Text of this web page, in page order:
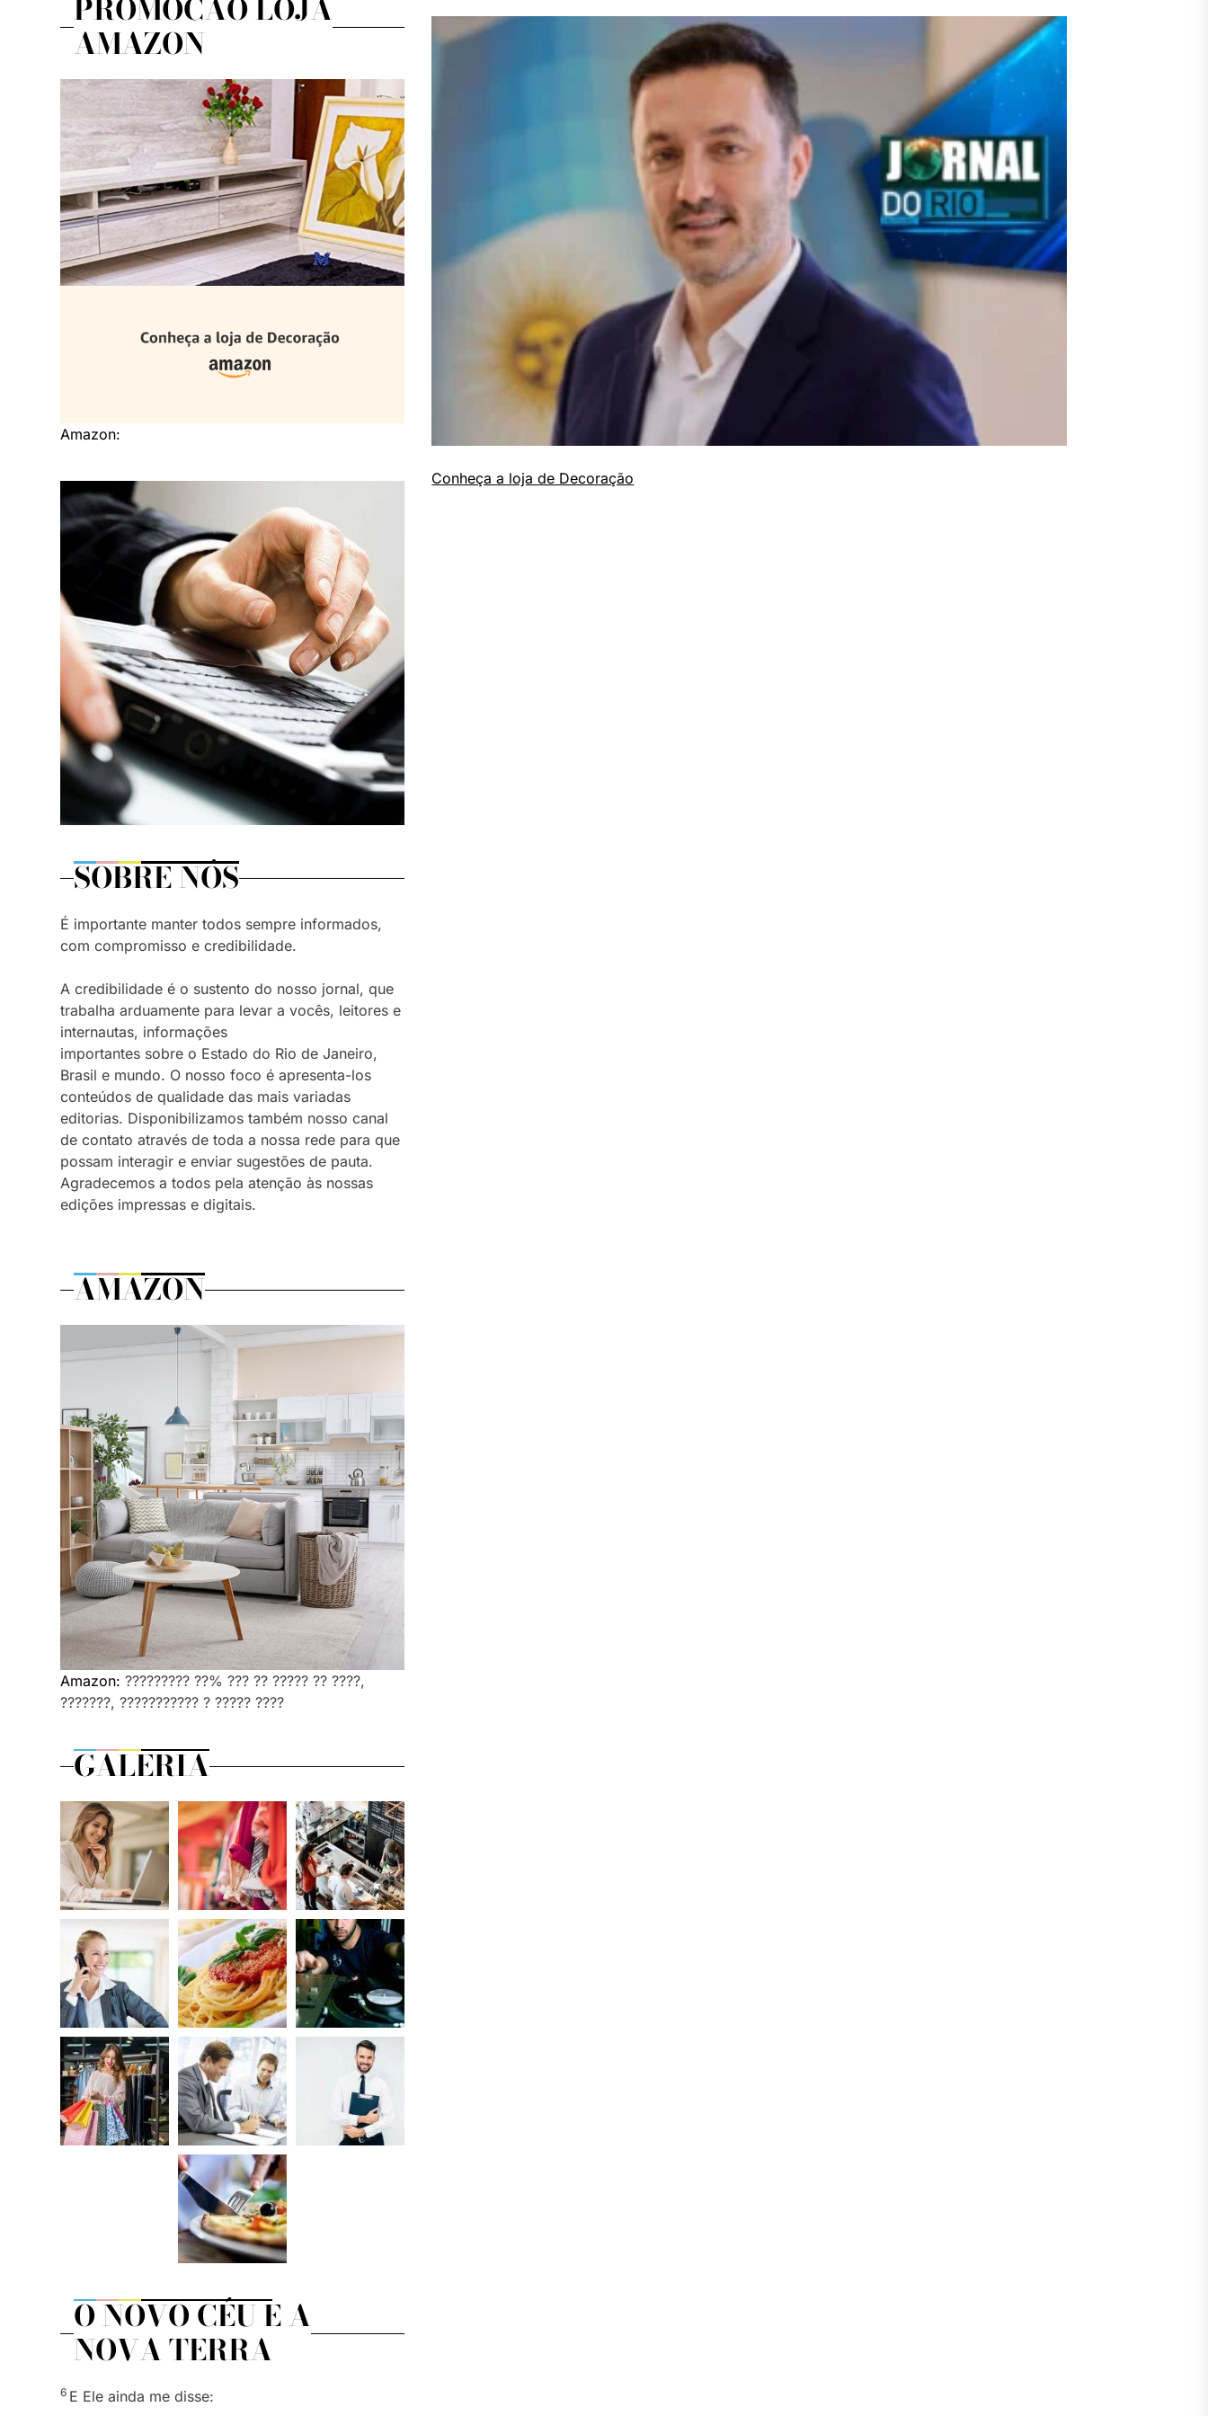
Conheça a loja de Decoração
PROMOÇÃO LOJA
AMAZON
Amazon:
SOBRE NÓS
É importante manter todos sempre informados,
com compromisso e credibilidade.
A credibilidade é o sustento do nosso jornal, que
trabalha arduamente para levar a vocês, leitores e
internautas, informações
importantes sobre o Estado do Rio de Janeiro,
Brasil e mundo. O nosso foco é apresenta-los
conteúdos de qualidade das mais variadas
editorias. Disponibilizamos também nosso canal
de contato através de toda a nossa rede para que
possam interagir e enviar sugestões de pauta.
Agradecemos a todos pela atenção às nossas
edições impressas e digitais.
AMAZON
Amazon: ????????? ??% ??? ?? ????? ?? ????,
???????, ??????????? ? ????? ????
GALERIA
O NOVO CÉU E A
NOVA TERRA
6 E Ele ainda me disse: